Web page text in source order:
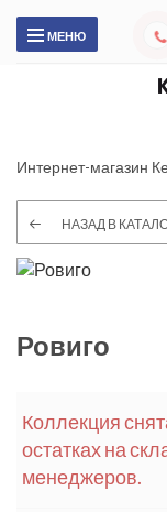
МЕНЮ
Интернет-магазин
НАЗАД В
Ровиго
Коллекция
остатках на
менеджеров.